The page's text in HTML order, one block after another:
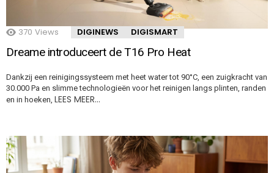
370 Views DIGINEWS DIGISMART
Dreame introduceert de T16 Pro Heat
Dankzij een reinigingssysteem met heet water tot 90°C, een zuigkracht van
30.000 Pa en slimme technologieën voor het reinigen langs plinten, randen
en in hoeken, LEES MEER…